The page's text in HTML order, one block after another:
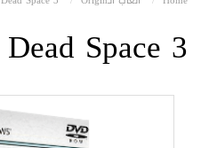
Dead Space 3